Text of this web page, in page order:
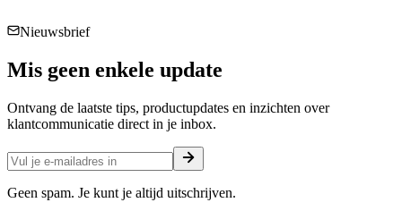
Nieuwsbrief
Mis geen enkele update
Ontvang de laatste tips, productupdates en inzichten over
klantcommunicatie direct in je inbox.
Geen spam. Je kunt je altijd uitschrijven.